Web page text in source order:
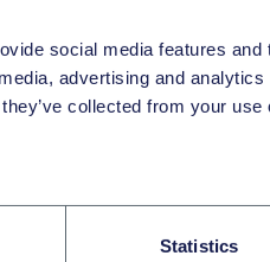
social media features
advertising and
collected from your
Statistics
& insights